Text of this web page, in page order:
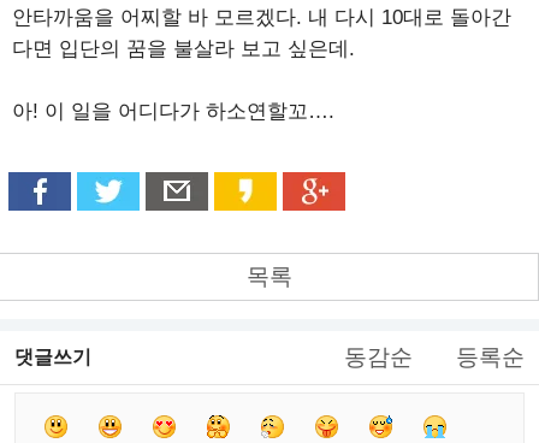
안타까움을 어찌할 바 모르겠다. 내 다시 10대로 돌아간
다면 입단의 꿈을 불살라 보고 싶은데.
아! 이 일을 어디다가 하소연할꼬….
목록
댓글쓰기 동감순 등록순